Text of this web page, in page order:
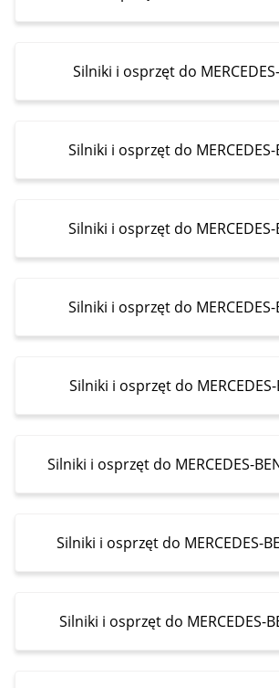
Silniki i osprzęt do
Silniki i osprzęt do MERCEDES-
Silniki i osprzęt do MERCEDES-
Silniki i osprzęt do MERCEDES-
Silniki i osprzęt do MERCEDES-
Silniki i osprzęt do MERCEDES-
Silniki i osprzęt do MERCEDES-
Silniki i osprzęt do MERCEDES-